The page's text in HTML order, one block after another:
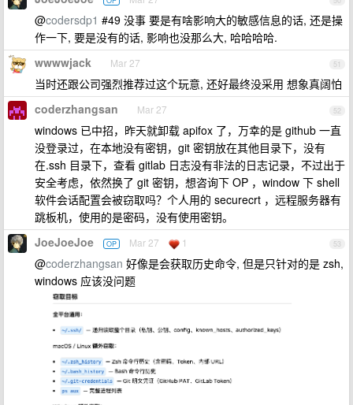
@codersdp1 #49 没事 要是有啥影响大的敏感信息的话, 还是操
作一下, 要是没有的话, 影响也没那么大, 哈哈哈哈.
51
wwwwjack Mar 27
当时还跟公司强烈推荐过这个玩意, 还好最终没采用 想象真阔怕
52
coderzhangsan Mar 27
windows 已中招，昨天就卸载 apifox 了，万幸的是 github 一直
没登录过，在本地没有密钥，git 密钥放在其他目录下，没有
在.ssh 目录下，查看 gitlab 日志没有非法的日志记录，不过出于
安全考虑，依然换了 git 密钥，想咨询下 OP ，window 下 shell
软件会话配置会被窃取吗？个人用的 securecrt ，远程服务器有
跳板机，使用的是密码，没有使用密钥。
53
JoeJoeJoe OP Mar 27 1
@coderzhangsan 好像是会获取历史命令, 但是只针对的是 zsh,
windows 应该没问题